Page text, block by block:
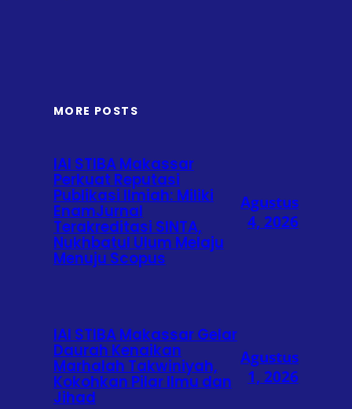
MORE POSTS
IAI STIBA Makassar
Perkuat Reputasi
Publikasi Ilmiah: Miliki
EnamJurnal
Terakreditasi SINTA,
Nukhbatul Ulum Melaju
Menuju Scopus
Agustus
4, 2026
IAI STIBA Makassar Gelar
Daurah Kenaikan
Marhalah Takwiniyah,
Kokohkan Pilar Ilmu dan
Jihad
Agustus
1, 2026